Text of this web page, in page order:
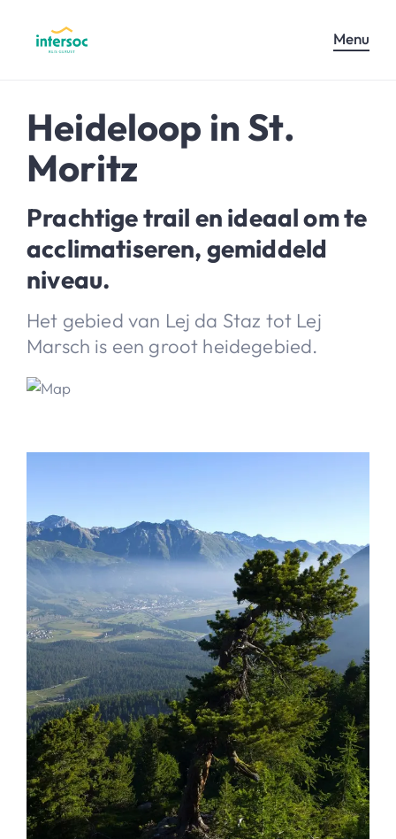
Menu
Heideloop in St.
Moritz
Prachtige trail en ideaal om te
acclimatiseren, gemiddeld
niveau.
Het gebied van Lej da Staz tot Lej
Marsch is een groot heidegebied.